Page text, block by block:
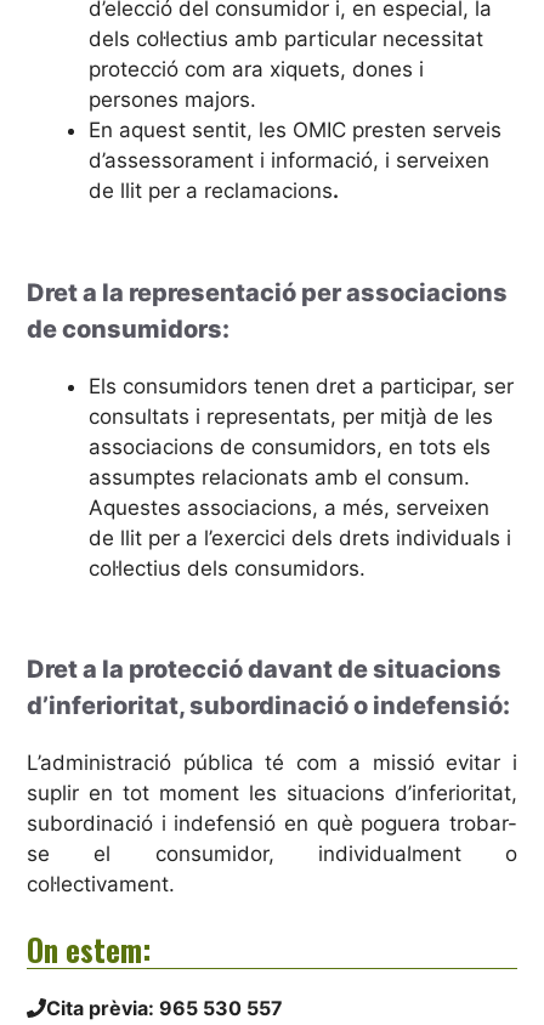
On estem:
Cita prèvia:965 530 557
d’elecció del consumidor i, en especial, la
dels col·lectius amb particular necessitat
protecció com ara xiquets, dones i
persones majors.
En aquest sentit, les OMIC presten serveis
d’assessorament i informació, i serveixen
de llit per a reclamacions.
Dret a la representació per associacions
de consumidors:
Els consumidors tenen dret a participar, ser
consultats i representats, per mitjà de les
associacions de consumidors, en tots els
assumptes relacionats amb el consum.
Aquestes associacions, a més, serveixen
de llit per a l’exercici dels drets individuals i
col·lectius dels consumidors.
Dret a la protecció davant de situacions
d’inferioritat, subordinació o indefensió:
L’administració pública té com a missió evitar i
suplir en tot moment les situacions d’inferioritat,
subordinació i indefensió en què poguera trobar-
se el consumidor, individualment o
col·lectivament.